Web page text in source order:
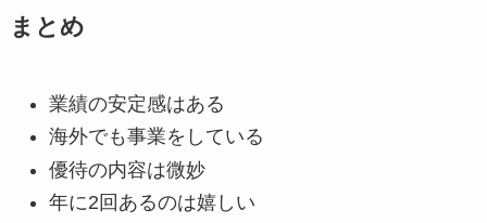
まとめ
業績の安定感はある
海外でも事業をしている
優待の内容は微妙
年に2回あるのは嬉しい